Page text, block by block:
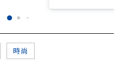
時尚